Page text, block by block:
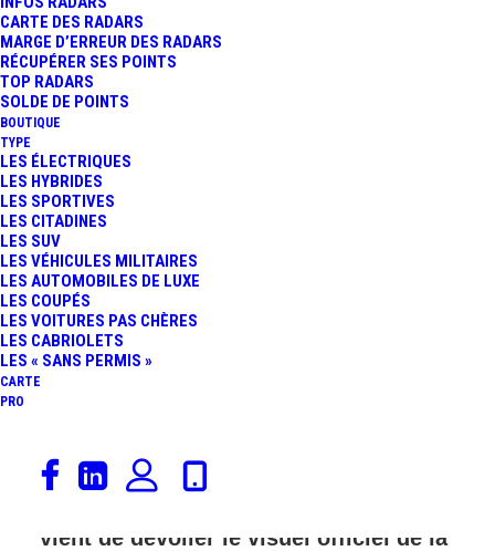
CARTE DES RADARS
MARGE D’ERREUR DES RADARS
RÉCUPÉRER SES POINTS
TOP RADARS
SOLDE DE POINTS
BOUTIQUE
TYPE
LES ÉLECTRIQUES
LES HYBRIDES
LES SPORTIVES
LES CITADINES
LES SUV
LES VÉHICULES MILITAIRES
LES AUTOMOBILES DE LUXE
LES COUPÉS
LES VOITURES PAS CHÈRES
LES CABRIOLETS
LES « SANS PERMIS »
CARTE
PRO
2 Minutes |
Les 24 Heures du Mans 2026 lèvent le
voile… et c’est une affiche qui donne
vient de dévoiler le visuel officiel de la